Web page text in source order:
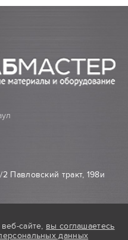
Павловский тракт, 198и
сайте, вы соглашаетесь
данных